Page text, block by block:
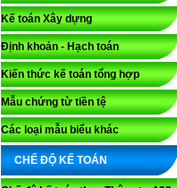
Kế toán Xây dựng
Định khoản - Hạch toán
Kiến thức kế toán tổng hợp
Mẫu chứng từ tiền tệ
Các loại mẫu biểu khác
CHẾ ĐỘ KẾ TOÁN